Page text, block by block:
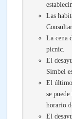
Las
La cena
picnic.
El
Simbel
El
se
horario
El